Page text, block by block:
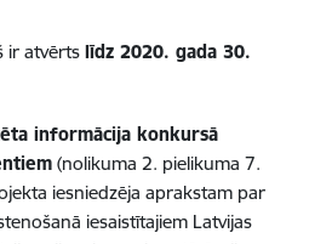
ir atvērts līdz 2020. gada 30.
informācija konkursā
(nolikuma 2. pielikuma 7.
iesniedzēja aprakstam par
iesaistītajiem Latvijas